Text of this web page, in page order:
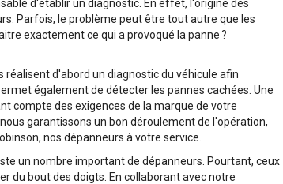
d'établir un diagnostic. En effet, l'origine des
Parfois, le problème peut être tout autre que les
exactement ce qui a provoqué la panne ?
réalisent d'abord un diagnostic du véhicule afin
également de détecter les pannes cachées. Une
compte des exigences de la marque de votre
garantissons un bon déroulement de l'opération,
nos dépanneurs à votre service.
un nombre important de dépanneurs. Pourtant, ceux
du bout des doigts. En collaborant avec notre